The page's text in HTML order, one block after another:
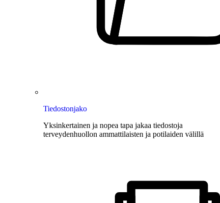
Tiedostonjako
Yksinkertainen ja nopea tapa jakaa tiedostoja
terveydenhuollon ammattilaisten ja potilaiden välillä